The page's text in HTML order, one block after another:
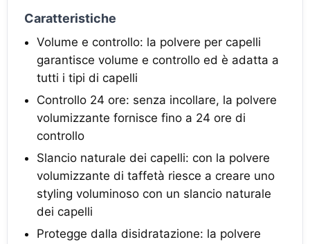
Caratteristiche
Volume e controllo: la polvere per capelli
garantisce volume e controllo ed è adatta a
tutti i tipi di capelli
Controllo 24 ore: senza incollare, la polvere
volumizzante fornisce fino a 24 ore di
controllo
Slancio naturale dei capelli: con la polvere
volumizzante di taffetà riesce a creare uno
styling voluminoso con un slancio naturale
dei capelli
Protegge dalla disidratazione: la polvere